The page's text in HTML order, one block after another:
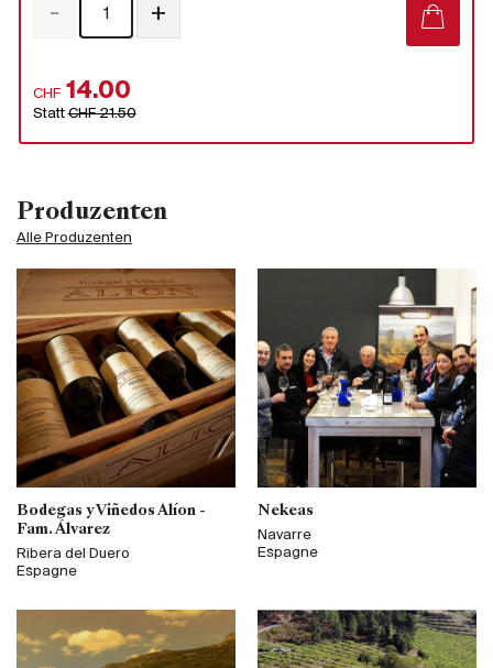
Produzenten
Alle Produzenten
Bodegas y Viñedos Alíon -
Fam. Álvarez
Ribera del Duero
Espagne
Nekeas
Navarre
Espagne
CHF 14.00
StattCHF 21.50
- +